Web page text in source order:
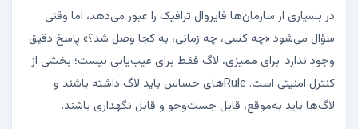
در بسیاری از سازمان‌ها فایروال ترافیک را عبور می‌دهد، اما وقتی
سؤال می‌شود «چه کسی، چه زمانی، به کجا وصل شد؟» پاسخ دقیق
وجود ندارد. برای ممیزی، لاگ فقط برای عیب‌یابی نیست؛ بخشی از
کنترل امنیتی است. Ruleهای حساس باید لاگ داشته باشند و
لاگ‌ها باید به‌موقع، قابل جست‌وجو و قابل نگهداری باشند.